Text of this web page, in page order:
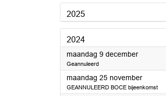
2025
2024
maandag 9 december2024
Geannuleerd
maandag 25 november2024
GEANNULEERD BOCE bijeenkomst